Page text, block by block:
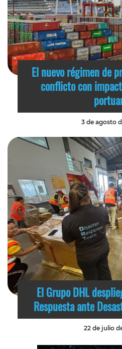
El nuevo régimen de
conflicto con
3 de agosto
El Grupo DHL
Respuesta ante
22 de julio